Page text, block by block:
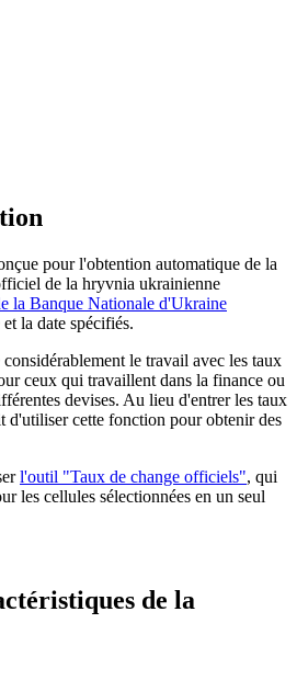
pour l'obtention automatique de la
de la hryvnia ukrainienne
la Banque Nationale d'Ukraine
la date spécifiés.
le travail avec les taux
ceux qui travaillent dans la finance ou
devises. Au lieu d'entrer les taux
d'utiliser cette fonction pour obtenir des
l'outil "Taux de change officiels", qui
les cellules sélectionnées en un seul
de la